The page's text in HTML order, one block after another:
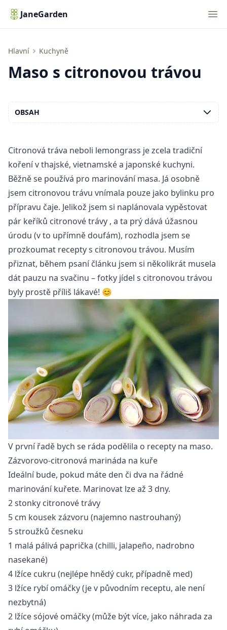
JaneGarden
Hlavní Kuchyně
Maso s citronovou trávou
Maso s citronovou trávou
Citronová tráva neboli lemongrass je zcela tradiční
koření v thajské, vietnamské a japonské kuchyni.
Běžně se používá pro marinování masa. Já osobně
jsem citronovou trávu vnímala pouze jako bylinku pro
přípravu čaje. Jelikož jsem si naplánovala vypěstovat
pár keříků citronové trávy , a ta prý dává úžasnou
úrodu (v to upřímně doufám), rozhodla jsem se
prozkoumat recepty s citronovou trávou. Musím
přiznat, během psaní článku jsem si několikrát musela
dát pauzu na svačinu – fotky jídel s citronovou trávou
byly prostě příliš lákavé! 😊
V první řadě bych se ráda podělila o recepty na maso.
Zázvorovo-citronová marináda na kuře
Ideální bude, pokud máte den či dva na řádné
marinování kuřete. Marinovat lze až 3 dny.
2 stonky citronové trávy
5 cm kousek zázvoru (najemno nastrouhaný)
5 stroužků česneku
1 malá pálivá paprička (chilli, jalapeño, nadrobno
nasekané)
4 lžíce cukru (nejlépe hnědý cukr, případně med)
3 lžíce rybí omáčky (je v původním receptu, ale není
nezbytná)
2 lžíce sójové omáčky (může být více, jako náhrada za
OBSAH